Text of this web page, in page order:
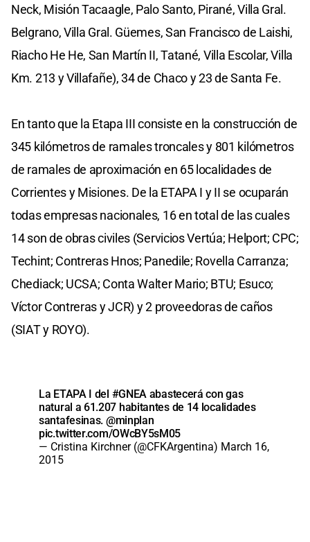
Neck, Misión Tacaagle, Palo Santo, Pirané, Villa Gral.
Belgrano, Villa Gral. Güemes, San Francisco de Laishi,
Riacho He He, San Martín II, Tatané, Villa Escolar, Villa
Km. 213 y Villafañe), 34 de Chaco y 23 de Santa Fe.
En tanto que la Etapa III consiste en la construcción de
345 kilómetros de ramales troncales y 801 kilómetros
de ramales de aproximación en 65 localidades de
Corrientes y Misiones. De la ETAPA I y II se ocuparán
todas empresas nacionales, 16 en total de las cuales
14 son de obras civiles (Servicios Vertúa; Helport; CPC;
Techint; Contreras Hnos; Panedile; Rovella Carranza;
Chediack; UCSA; Conta Walter Mario; BTU; Esuco;
Víctor Contreras y JCR) y 2 proveedoras de caños
(SIAT y ROYO).
La ETAPA I del #GNEA abastecerá con gas
natural a 61.207 habitantes de 14 localidades
santafesinas. @minplan
pic.twitter.com/OWcBY5sM05
— Cristina Kirchner (@CFKArgentina) March 16,
2015